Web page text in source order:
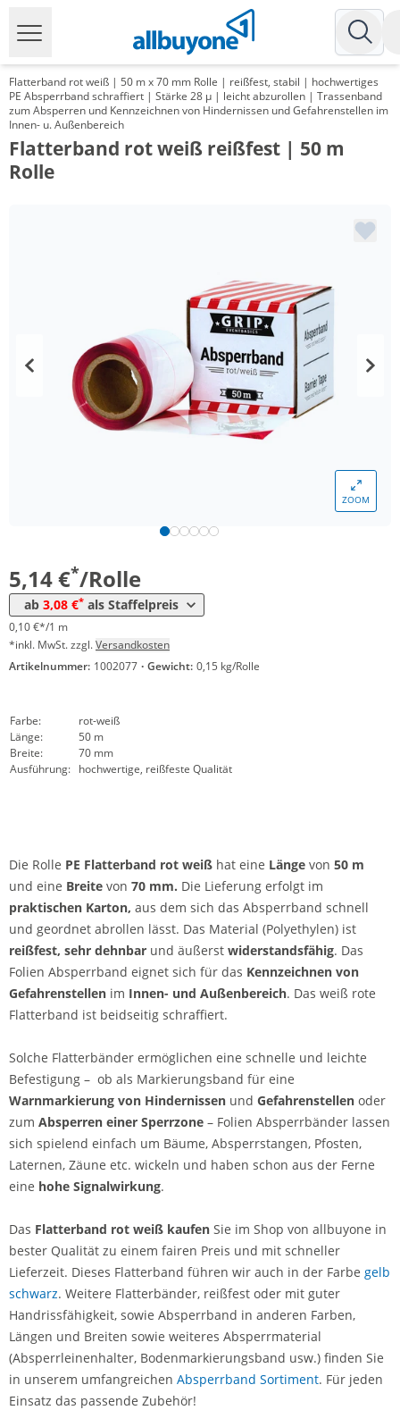
Flatterband rot weiß | 50 m x 70 mm Rolle | reißfest, stabil | hochwertiges
PE Absperrband schraffiert | Stärke 28 µ | leicht abzurollen | Trassenband
zum Absperren und Kennzeichnen von Hindernissen und Gefahrenstellen im
Innen- u. Außenbereich
Flatterband rot weiß reißfest | 50 m
Rolle
ZOOM
5,14 €*/Rolle
ab 3,08 €* als Staffelpreis
4,11 €
0,10 €*/1 m
*inkl. MwSt. zzgl.Versandkosten
Artikelnummer: 1002077 · Gewicht: 0,15 kg/Rolle
Farbe:
rot-weiß
Länge:
50 m
Breite:
70 mm
Ausführung: hochwertige, reißfeste Qualität
Die Rolle PE Flatterband rot weiß hat eine Länge von 50 m
und eine Breite von 70 mm. Die Lieferung erfolgt im
praktischen Karton, aus dem sich das Absperrband schnell
und geordnet abrollen lässt. Das Material (Polyethylen) ist
reißfest, sehr dehnbar und äußerst widerstandsfähig. Das
Folien Absperrband eignet sich für das Kennzeichnen von
Gefahrenstellen im Innen- und Außenbereich. Das weiß rote
Flatterband ist beidseitig schraffiert.
Solche Flatterbänder ermöglichen eine schnelle und leichte
Befestigung – ob als Markierungsband für eine
Warnmarkierung von Hindernissen und Gefahrenstellen oder
zum Absperren einer Sperrzone – Folien Absperrbänder lassen
sich spielend einfach um Bäume, Absperrstangen, Pfosten,
Laternen, Zäune etc. wickeln und haben schon aus der Ferne
eine hohe Signalwirkung.
Das Flatterband rot weiß kaufen Sie im Shop von allbuyone in
bester Qualität zu einem fairen Preis und mit schneller
Lieferzeit. Dieses Flatterband führen wir auch in der Farbe gelb
schwarz. Weitere Flatterbänder, reißfest oder mit guter
Handrissfähigkeit, sowie Absperrband in anderen Farben,
Längen und Breiten sowie weiteres Absperrmaterial
(Absperrleinenhalter, Bodenmarkierungsband usw.) finden Sie
in unserem umfangreichen Absperrband Sortiment. Für jeden
Einsatz das passende Zubehör!